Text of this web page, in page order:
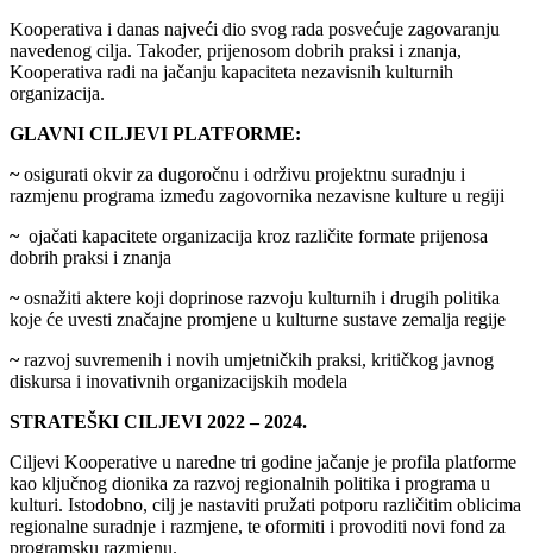
Kooperativa i danas najveći dio svog rada posvećuje zagovaranju
navedenog cilja. Također, prijenosom dobrih praksi i znanja,
Kooperativa radi na jačanju kapaciteta nezavisnih kulturnih
organizacija.
GLAVNI CILJEVI PLATFORME:
~osigurati okvir za dugoročnu i održivu projektnu suradnju i
razmjenu programa između zagovornika nezavisne kulture u regiji
~ ojačati kapacitete organizacija kroz različite formate prijenosa
dobrih praksi i znanja
~osnažiti aktere koji doprinose razvoju kulturnih i drugih politika
koje će uvesti značajne promjene u kulturne sustave zemalja regije
~razvoj suvremenih i novih umjetničkih praksi, kritičkog javnog
diskursa i inovativnih organizacijskih modela
STRATEŠKI CILJEVI 2022 – 2024.
Ciljevi Kooperative u naredne tri godine jačanje je profila platforme
kao ključnog dionika za razvoj regionalnih politika i programa u
kulturi. Istodobno, cilj je nastaviti pružati potporu različitim oblicima
regionalne suradnje i razmjene, te oformiti i provoditi novi fond za
programsku razmjenu.